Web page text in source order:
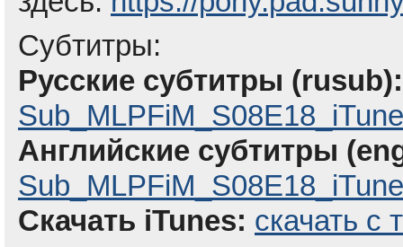
Субтитры:
Русские субтитры (rusub):
Английские субтитры
Скачать iTunes: скачать с